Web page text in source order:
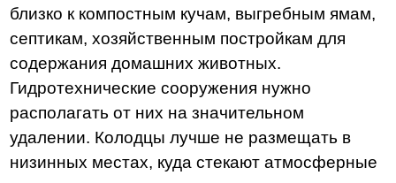
близко к компостным кучам, выгребным ямам,
септикам, хозяйственным постройкам для
содержания домашних животных.
Гидротехнические сооружения нужно
располагать от них на значительном
удалении. Колодцы лучше не размещать в
низинных местах, куда стекают атмосферные